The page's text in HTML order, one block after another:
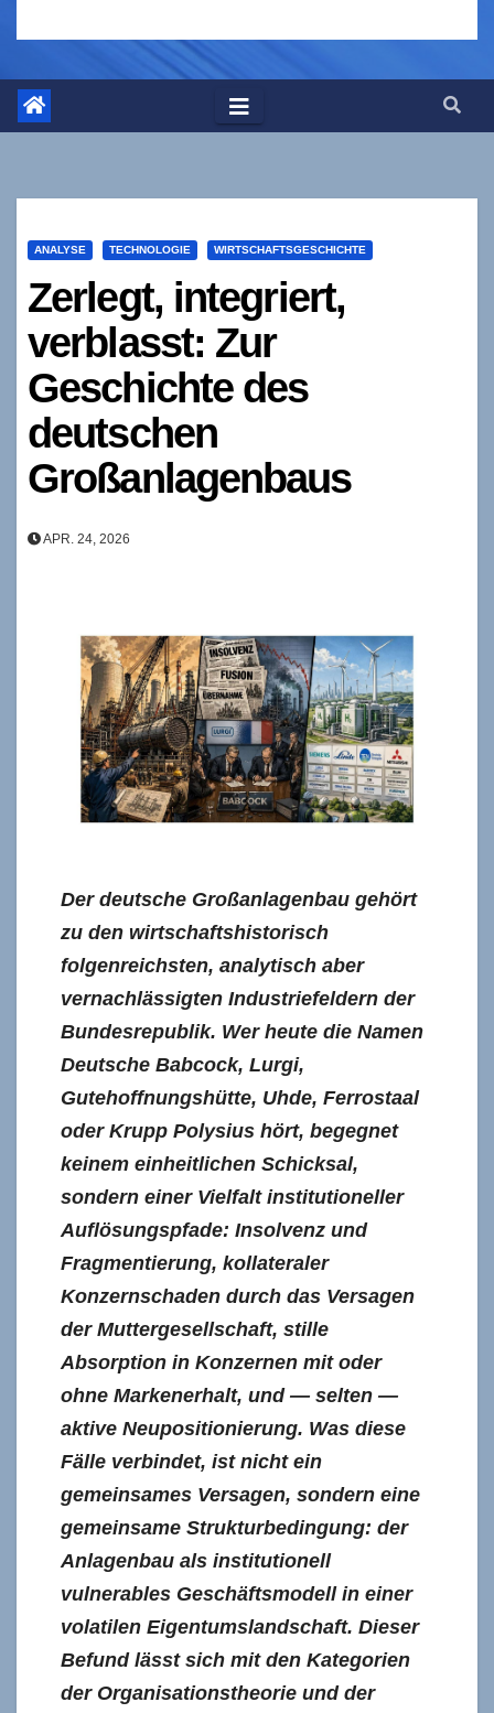
ANALYSE TECHNOLOGIE WIRTSCHAFTSGESCHICHTE
Zerlegt, integriert,
verblasst: Zur
Geschichte des
deutschen
Großanlagenbaus
APR. 24, 2026
Der deutsche Großanlagenbau gehört
zu den wirtschaftshistorisch
folgenreichsten, analytisch aber
vernachlässigten Industriefeldern der
Bundesrepublik. Wer heute die Namen
Deutsche Babcock, Lurgi,
Gutehoffnungshütte, Uhde, Ferrostaal
oder Krupp Polysius hört, begegnet
keinem einheitlichen Schicksal,
sondern einer Vielfalt institutioneller
Auflösungspfade: Insolvenz und
Fragmentierung, kollateraler
Konzernschaden durch das Versagen
der Muttergesellschaft, stille
Absorption in Konzernen mit oder
ohne Markenerhalt, und — selten —
aktive Neupositionierung. Was diese
Fälle verbindet, ist nicht ein
gemeinsames Versagen, sondern eine
gemeinsame Strukturbedingung: der
Anlagenbau als institutionell
vulnerables Geschäftsmodell in einer
volatilen Eigentumslandschaft. Dieser
Befund lässt sich mit den Kategorien
der Organisationstheorie und der